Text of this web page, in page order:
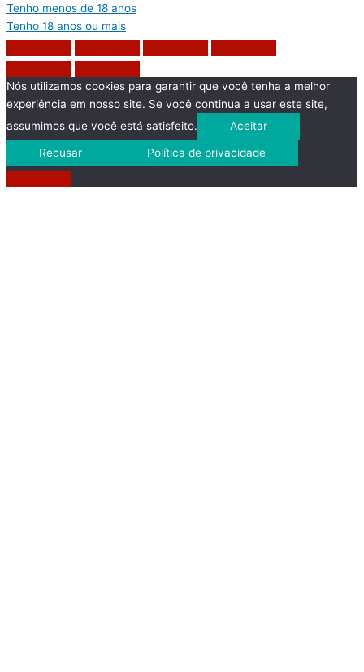
Tenho menos de 18 anos
Tenho 18 anos ou mais
Nós utilizamos cookies para garantir que você tenha a melhor
experiência em nosso site. Se você continua a usar este site,
assumimos que você está satisfeito.
Aceitar
Recusar Política de privacidade